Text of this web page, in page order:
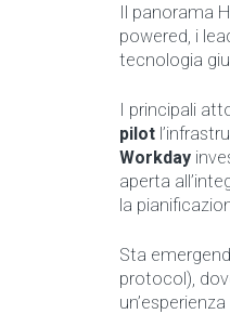
Il panorama
powered, i
tecnologia
I principali
pilot
Workday
aperta
la
Sta
protocol),